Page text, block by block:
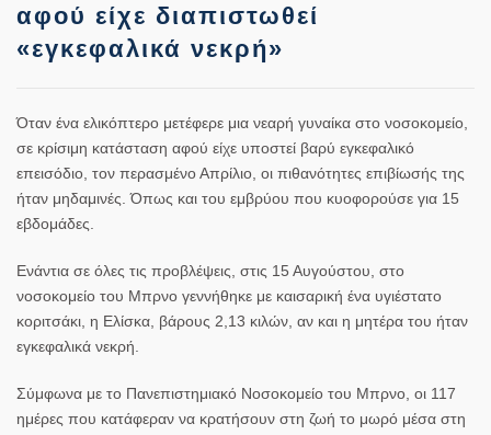
αφού είχε διαπιστωθεί
«εγκεφαλικά νεκρή»
Όταν ένα ελικόπτερο μετέφερε μια νεαρή γυναίκα στο νοσοκομείο,
σε κρίσιμη κατάσταση αφού είχε υποστεί βαρύ εγκεφαλικό
επεισόδιο, τον περασμένο Απρίλιο, οι πιθανότητες επιβίωσής της
ήταν μηδαμινές. Όπως και του εμβρύου που κυοφορούσε για 15
εβδομάδες.
Ενάντια σε όλες τις προβλέψεις, στις 15 Αυγούστου, στο
νοσοκομείο του Μπρνο γεννήθηκε με καισαρική ένα υγιέστατο
κοριτσάκι, η Ελίσκα, βάρους 2,13 κιλών, αν και η μητέρα του ήταν
εγκεφαλικά νεκρή
Σύμφωνα με το Πανεπιστημιακό Νοσοκομείο του Μπρνο , οι 117
ημέρες που κατάφεραν να κρατήσουν στη ζωή το μωρό μέσα στη